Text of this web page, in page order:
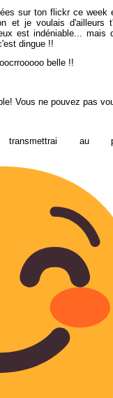
sur ton flickr ce week
et je voulais d'ailleurs
est indéniable... mais
dingue !!
belle !!
Vous ne pouvez pas
au